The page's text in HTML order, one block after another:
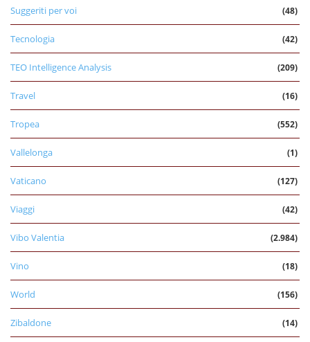
Suggeriti per voi (48)
Tecnologia (42)
TEO Intelligence Analysis (209)
Travel (16)
Tropea (552)
Vallelonga (1)
Vaticano (127)
Viaggi (42)
Vibo Valentia (2.984)
Vino (18)
World (156)
Zibaldone (14)